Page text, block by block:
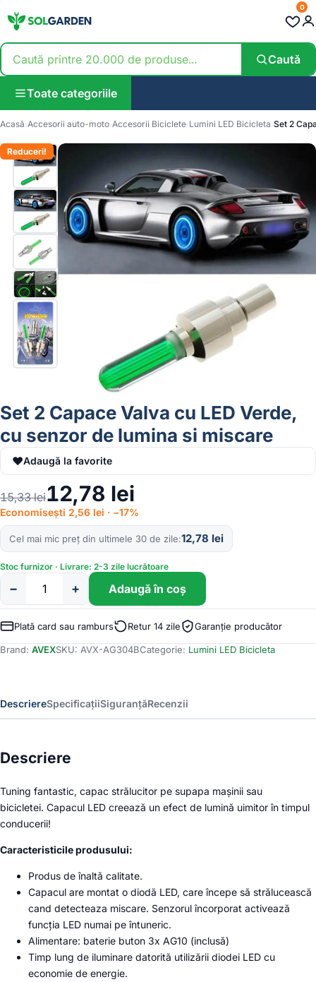
Caută
0
Toate categoriile
Acasă Accesorii auto-moto Accesorii Biciclete Lumini LED Bicicleta Set 2
Reduceri!
Set 2 Capace Valva cu LED Verde,
cu senzor de lumina si miscare
♥Adaugă la favorite
15,33lei12,78 lei
Economisești 2,56 lei · −17%
Cel mai mic preț din ultimele 30 de zile 12,78 lei
Stoc furnizor · Livrare: 2-3 zile lucrătoare
Cantitate
Set
2
Valva
cu
senzor
lumina
si
− + Adaugă în coș
Plată card sau ramburs Retur 14 zile Garanție producător
Brand: AVEXSKU: AVX-AG304BCategorie: Lumini LED Bicicleta
DescriereSpecificațiiSiguranțăRecenzii
Descriere
Tuning fantastic, capac strălucitor pe supapa mașinii sau
bicicletei. Capacul LED creează un efect de lumină uimitor în timpul
conducerii!
Caracteristicile produsului:
Produs de înaltă calitate.
Capacul are montat o diodă LED, care începe să strălucească
cand detecteaza miscare. Senzorul încorporat activează
funcția LED numai pe întuneric.
Alimentare: baterie buton 3x AG10 (inclusă)
Timp lung de iluminare datorită utilizării diodei LED cu
economie de energie.